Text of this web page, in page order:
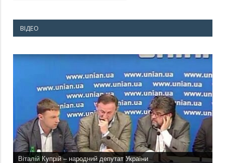
ВІДЕО
Віталій Купрій – народний депутат України